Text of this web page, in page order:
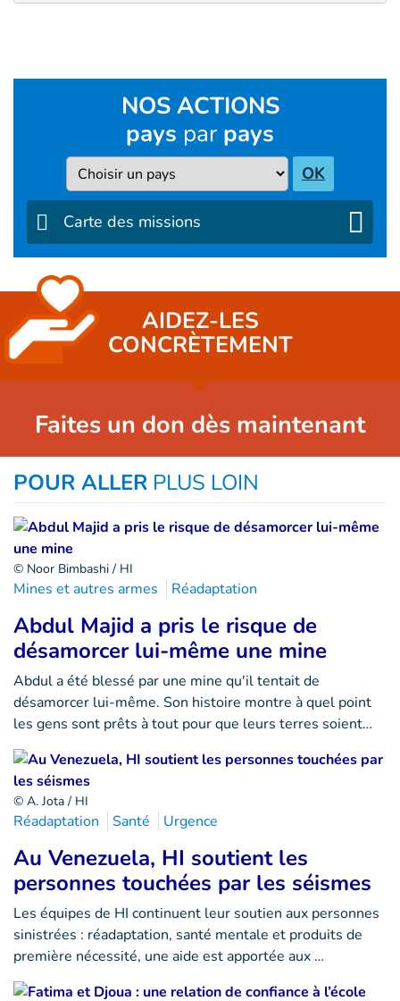
NOS ACTIONS
pays par pays
Pays OK
Carte des missions
AIDEZ-LES
CONCRÈTEMENT
Faites un don dès maintenant
POUR ALLER PLUS LOIN
© Noor Bimbashi / HI
Mines et autres armes Réadaptation
Abdul Majid a pris le risque de
désamorcer lui-même une mine
Abdul a été blessé par une mine qu'il tentait de
désamorcer lui-même. Son histoire montre à quel point
les gens sont prêts à tout pour que leurs terres soient…
© A. Jota / HI
Réadaptation Santé Urgence
Au Venezuela, HI soutient les
personnes touchées par les séismes
Les équipes de HI continuent leur soutien aux personnes
sinistrées : réadaptation, santé mentale et produits de
première nécessité, une aide est apportée aux …